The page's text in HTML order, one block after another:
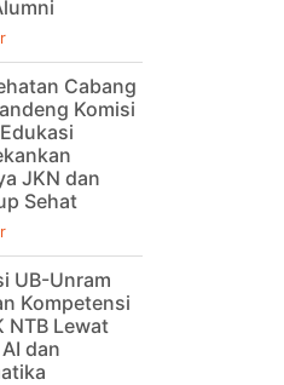
Cabang
Komisi
Edukasi
JKN dan
Sehat
UB-Unram
Kompetensi
NTB Lewat
dan